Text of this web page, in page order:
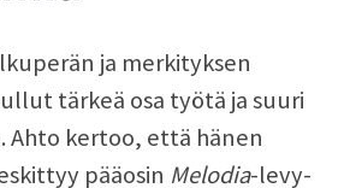
ja merkityksen
tärkeä osa työtä ja suuri
Ahto kertoo, että hänen
pääosin Melodia-levy-